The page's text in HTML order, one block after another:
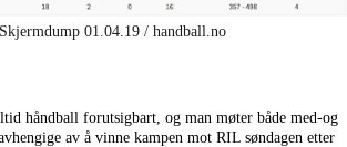
Skjermdump 01.04.19 / handball.no
håndball forutsigbart, og man møter både med-og
av å vinne kampen mot RIL søndagen etter